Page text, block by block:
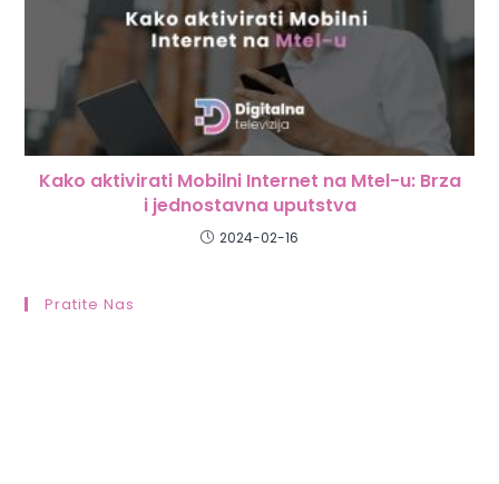
Kako aktivirati Mobilni Internet na Mtel-u: Brza
i jednostavna uputstva
2024-02-16
Pratite Nas